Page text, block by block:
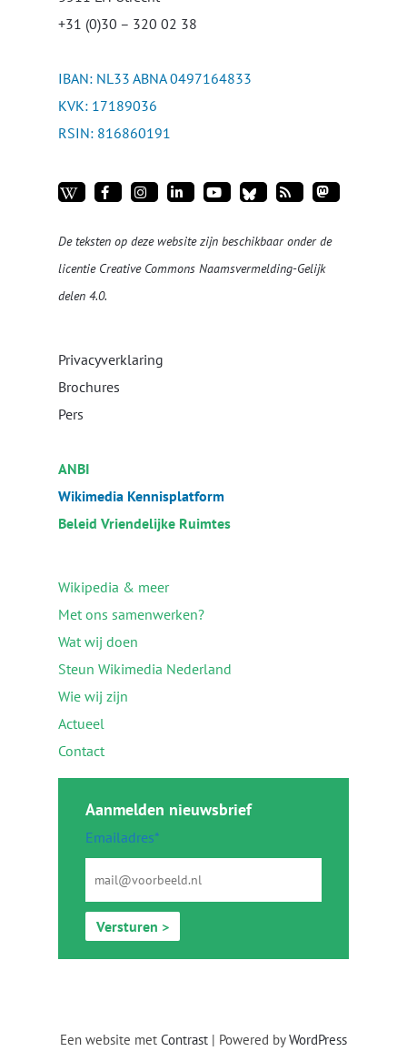
+31 (0)30 – 320 02 38
IBAN: NL33 ABNA 0497164833
KVK: 17189036
RSIN: 816860191
De teksten op deze website zijn beschikbaar onder de
licentie Creative Commons Naamsvermelding-Gelijk
delen 4.0.
Privacyverklaring
Brochures
Pers
ANBI
Wikimedia Kennisplatform
Beleid Vriendelijke Ruimtes
Wikipedia & meer
Met ons samenwerken?
Wat wij doen
Steun Wikimedia Nederland
Wie wij zijn
Actueel
Contact
Aanmelden nieuwsbrief
Emailadres*
Versturen >
Een website met Contrast | Powered byWordPress